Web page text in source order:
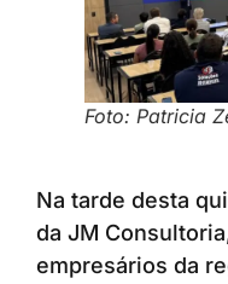
Foto: Patricia
Na tarde desta
da JM
empresários da